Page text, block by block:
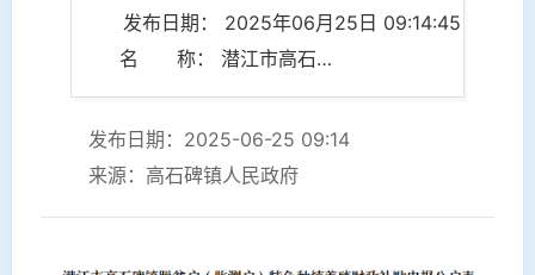
发布日期： 2025年06月25日 09:14:45
名 称： 潜江市高石碑镇脱贫户（监测户）特色种植养殖财政补贴申报分户表
发布日期：2025-06-25 09:14
来源：高石碑镇人民政府